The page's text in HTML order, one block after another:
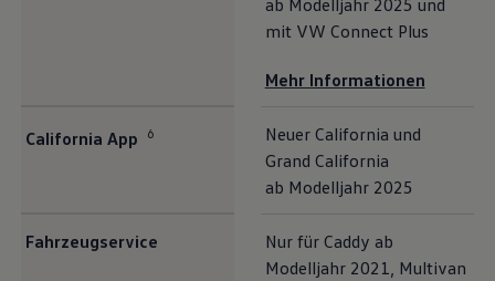
mit VW Connect Plus
Mehr Informationen
California App 6 Neuer California und
Grand California
ab Modelljahr 2025
Fahrzeugservice Nur für Caddy ab
Modelljahr 2021, Multivan